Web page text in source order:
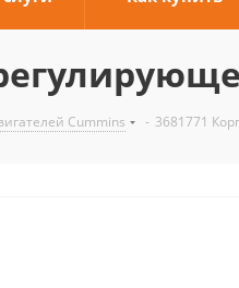
Cummins - 3681771